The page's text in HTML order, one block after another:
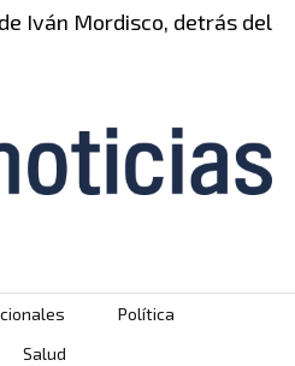
Mordisco, detrás del
Política
Salud